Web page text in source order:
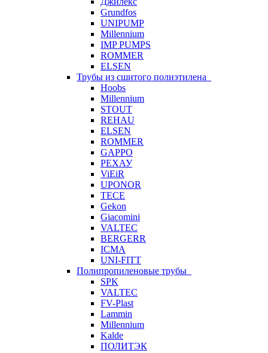
Grundfos
UNIPUMP
Millennium
IMP PUMPS
ROMMER
ELSEN
Трубы из сшитого полиэтилена
Hoobs
Millennium
STOUT
REHAU
ELSEN
ROMMER
GAPPO
РЕХАУ
ViEiR
UPONOR
TECE
Gekon
Giacomini
VALTEC
BERGERR
ICMA
UNI-FITT
Полипропиленовые трубы
SPK
VALTEC
FV-Plast
Lammin
Millennium
Kalde
ПОЛИТЭК